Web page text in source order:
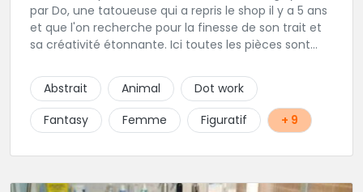
par Do, une tatoueuse qui a repris le shop il y a 5 ans
et que l'on recherche pour la finesse de son trait et
sa créativité étonnante. Ici toutes les pièces sont
client. Les séances de tatouage se font en musique
et dans une ambiance décontractée.
Abstrait Animal
Dot work
Fantasy
Femme Figuratif + 9